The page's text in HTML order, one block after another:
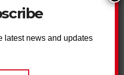
latest news and updates